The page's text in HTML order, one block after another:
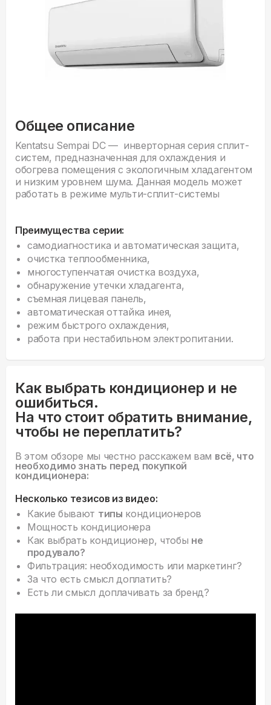
Общее описание
Kentatsu Sempai DC — инверторная серия сплит-
систем, предназначенная для охлаждения и
обогрева помещения с экологичным хладагентом
и низким уровнем шума. Данная модель может
работать в режиме мульти-сплит-системы
Преимущества серии:
самодиагностика и автоматическая защита,
очистка теплообменника,
многоступенчатая очистка воздуха,
обнаружение утечки хладагента,
съемная лицевая панель,
автоматическая оттайка инея,
режим быстрого охлаждения,
работа при нестабильном электропитании.
Как выбрать кондиционер и не
ошибиться.
На что стоит обратить внимание,
чтобы не переплатить?
В этом обзоре мы честно расскажем вам всё, что
необходимо знать перед покупкой
кондиционера:
Несколько тезисов из видео:
Какие бывают типы кондиционеров
Мощность кондиционера
Как выбрать кондиционер, чтобы не
продувало?
Фильтрация: необходимость или маркетинг?
За что есть смысл доплатить?
Есть ли смысл доплачивать за бренд?